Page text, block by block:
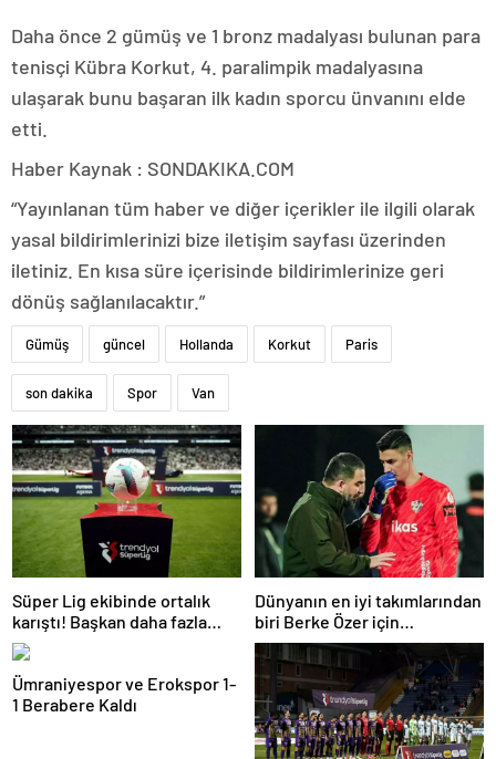
Daha önce 2 gümüş ve 1 bronz madalyası bulunan para
tenisçi Kübra Korkut, 4. paralimpik madalyasına
ulaşarak bunu başaran ilk kadın sporcu ünvanını elde
etti.
Haber Kaynak : SONDAKIKA.COM
“Yayınlanan tüm haber ve diğer içerikler ile ilgili olarak
yasal bildirimlerinizi bize iletişim sayfası üzerinden
iletiniz. En kısa süre içerisinde bildirimlerinize geri
dönüş sağlanılacaktır.”
Gümüş güncel Hollanda Korkut Paris
son dakika Spor Van
Süper Lig ekibinde ortalık
karıştı! Başkan daha fazla
dayanamadı
Dünyanın en iyi takımlarından
biri Berke Özer için
İstanbul’da
Ümraniyespor ve Erokspor 1-
1 Berabere Kaldı